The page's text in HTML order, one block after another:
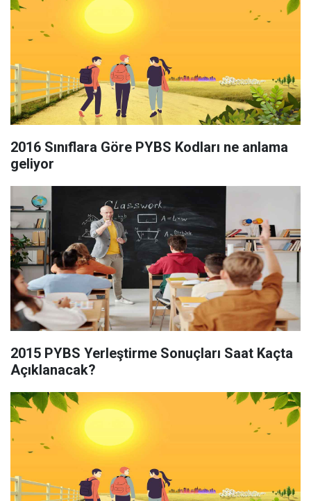
2016 Sınıflara Göre PYBS Kodları ne anlama
geliyor
2015 PYBS Yerleştirme Sonuçları Saat Kaçta
Açıklanacak?